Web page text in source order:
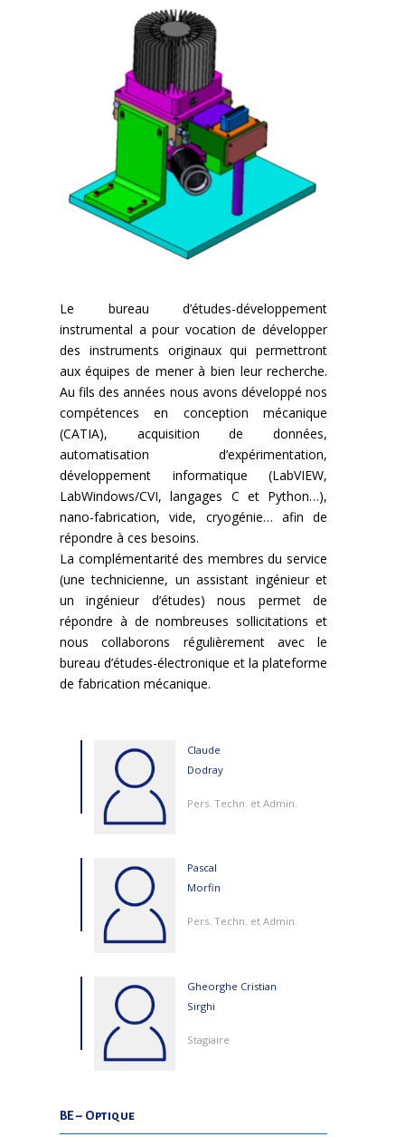
Le bureau d’études-développement
instrumental a pour vocation de développer
des instruments originaux qui permettront
aux équipes de mener à bien leur recherche.
Au fils des années nous avons développé nos
compétences en conception mécanique
(CATIA), acquisition de données,
automatisation d’expérimentation,
développement informatique (LabVIEW,
LabWindows/CVI, langages C et Python…),
nano-fabrication, vide, cryogénie… afin de
répondre à ces besoins.
La complémentarité des membres du service
(une technicienne, un assistant ingénieur et
un ingénieur d’études) nous permet de
répondre à de nombreuses sollicitations et
nous collaborons régulièrement avec le
bureau d’études-électronique et la plateforme
de fabrication mécanique.
Claude
Dodray
Pers. Techn. et Admin.
Pascal
Morfin
Pers. Techn. et Admin.
Gheorghe Cristian
Sirghi
Stagiaire
BE – Optique